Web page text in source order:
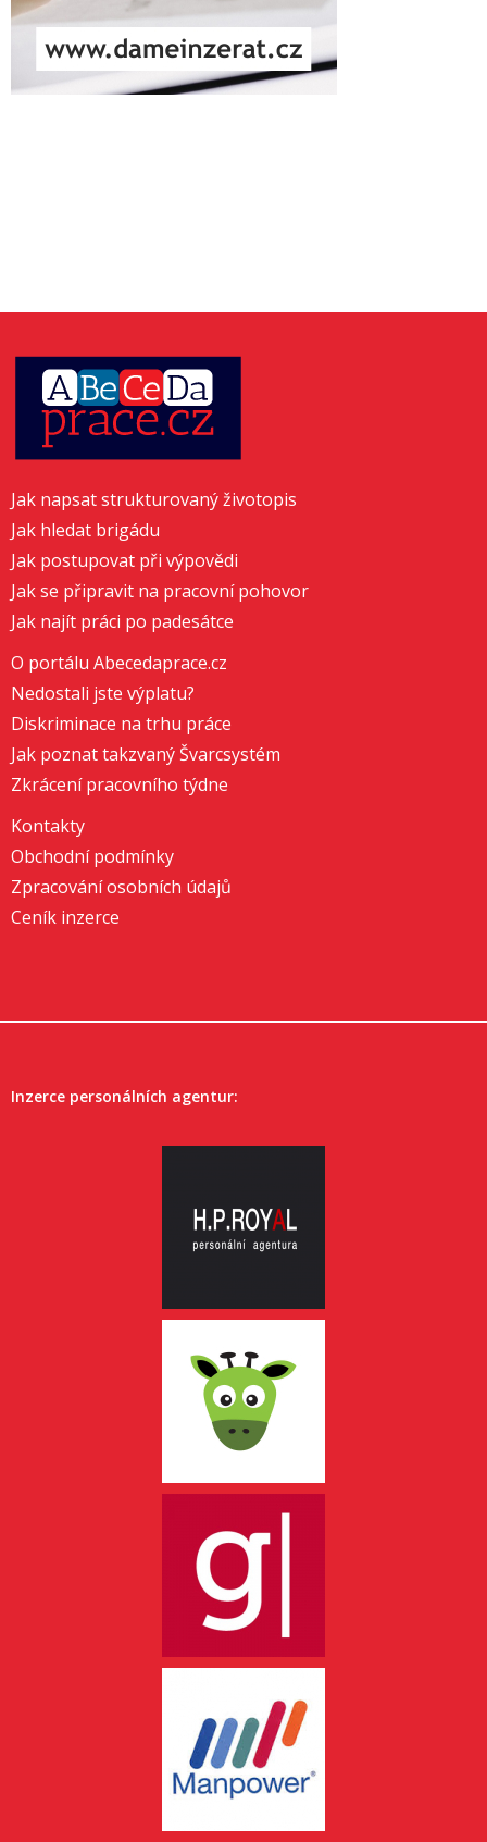
Jak napsat strukturovaný životopis
Jak hledat brigádu
Jak postupovat při výpovědi
Jak se připravit na pracovní pohovor
Jak najít práci po padesátce
O portálu Abecedaprace.cz
Nedostali jste výplatu?
Diskriminace na trhu práce
Jak poznat takzvaný Švarcsystém
Zkrácení pracovního týdne
Kontakty
Obchodní podmínky
Zpracování osobních údajů
Ceník inzerce
Inzerce personálních agentur: